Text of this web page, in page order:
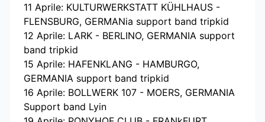
11 Aprile: KULTURWERKSTATT KÜHLHAUS -
FLENSBURG, GERMANia support band tripkid
12 Aprile: LARK - BERLINO, GERMANIA support
band tripkid
15 Aprile: HAFENKLANG - HAMBURGO,
GERMANIA support band tripkid
16 Aprile: BOLLWERK 107 - MOERS, GERMANIA
Support band Lyin